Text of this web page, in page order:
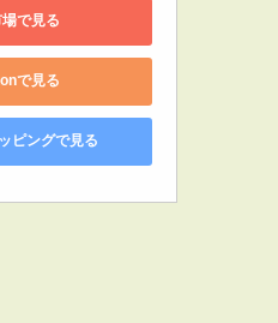
で見る
で見る
ピングで見る